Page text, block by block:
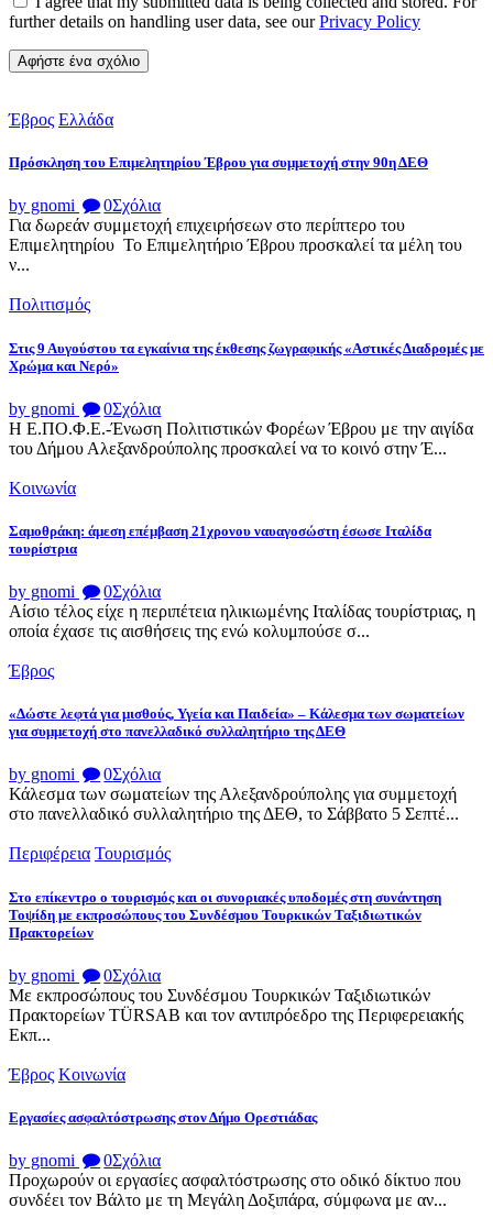
further details on handling user data, see ourPrivacy Policy
Έβρος Ελλάδα
Πρόσκληση του Επιμελητηρίου Έβρου για συμμετοχή στην 90η ΔΕΘ
by gnomi 0Σχόλια
Για δωρεάν συμμετοχή επιχειρήσεων στο περίπτερο του
Επιμελητηρίου Το Επιμελητήριο Έβρου προσκαλεί τα μέλη του
ν...
Πολιτισμός
Στις 9 Αυγούστου τα εγκαίνια της έκθεσης ζωγραφικής «Αστικές Διαδρομές με
Χρώμα και Νερό»
by gnomi 0Σχόλια
Η Ε.ΠΟ.Φ.Ε.-Ένωση Πολιτιστικών Φορέων Έβρου με την αιγίδα
του Δήμου Αλεξανδρούπολης προσκαλεί να το κοινό στην Έ...
Κοινωνία
Σαμοθράκη: άμεση επέμβαση 21χρονου ναυαγοσώστη έσωσε Ιταλίδα
τουρίστρια
by gnomi 0Σχόλια
Αίσιο τέλος είχε η περιπέτεια ηλικιωμένης Ιταλίδας τουρίστριας, η
οποία έχασε τις αισθήσεις της ενώ κολυμπούσε σ...
Έβρος
«Δώστε λεφτά για μισθούς, Υγεία και Παιδεία» – Κάλεσμα των σωματείων
για συμμετοχή στο πανελλαδικό συλλαλητήριο της ΔΕΘ
by gnomi 0Σχόλια
Κάλεσμα των σωματείων της Αλεξανδρούπολης για συμμετοχή
στο πανελλαδικό συλλαλητήριο της ΔΕΘ, το Σάββατο 5 Σεπτέ...
Περιφέρεια Τουρισμός
Στο επίκεντρο ο τουρισμός και οι συνοριακές υποδομές στη συνάντηση
Τοψίδη με εκπροσώπους του Συνδέσμου Τουρκικών Ταξιδιωτικών
Πρακτορείων
by gnomi 0Σχόλια
Με εκπροσώπους του Συνδέσμου Τουρκικών Ταξιδιωτικών
Πρακτορείων TÜRSAB και τον αντιπρόεδρο της Περιφερειακής
Εκπ...
Έβρος Κοινωνία
Εργασίες ασφαλτόστρωσης στον Δήμο Ορεστιάδας
by gnomi 0Σχόλια
Προχωρούν οι εργασίες ασφαλτόστρωσης στο οδικό δίκτυο που
συνδέει τον Βάλτο με τη Μεγάλη Δοξιπάρα, σύμφωνα με αν...